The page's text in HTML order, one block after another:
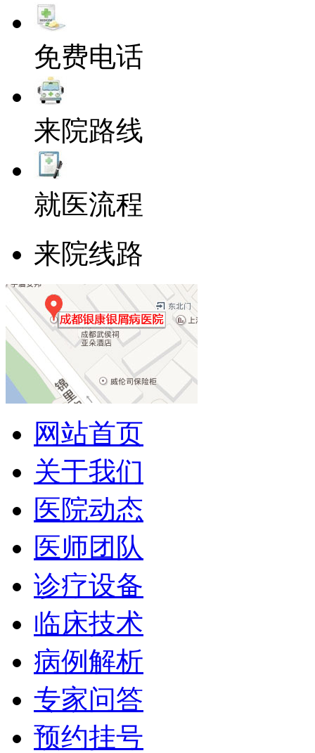
免费电话
来院路线
就医流程
来院线路
网站首页
关于我们
医院动态
医师团队
诊疗设备
临床技术
病例解析
专家问答
预约挂号